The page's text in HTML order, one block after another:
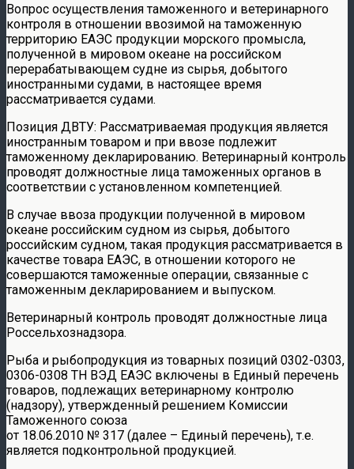
Вопрос осуществления таможенного и ветеринарного
контроля в отношении ввозимой на таможенную
территорию ЕАЭС продукции морского промысла,
полученной в мировом океане на российском
перерабатывающем судне из сырья, добытого
иностранными судами, в настоящее время
рассматривается судами.
Позиция ДВТУ: Рассматриваемая продукция является
иностранным товаром и при ввозе подлежит
таможенному декларированию. Ветеринарный контроль
проводят должностные лица таможенных органов в
соответствии с установленном компетенцией.
В случае ввоза продукции полученной в мировом
океане российским судном из сырья, добытого
российским судном, такая продукция рассматривается в
качестве товара ЕАЭС, в отношении которого не
совершаются таможенные операции, связанные с
таможенным декларированием и выпуском.
Ветеринарный контроль проводят должностные лица
Россельхознадзора.
Рыба и рыбопродукция из товарных позиций 0302-0303,
0306-0308 ТН ВЭД ЕАЭС включены в Единый перечень
товаров, подлежащих ветеринарному контролю
(надзору), утвержденный решением Комиссии
Таможенного союза
от 18.06.2010 № 317 (далее – Единый перечень), т.е.
является подконтрольной продукцией.